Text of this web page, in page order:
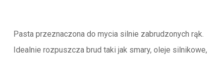
Pasta przeznaczona do mycia silnie zabrudzonych rąk.
Idealnie rozpuszcza brud taki jak smary, oleje silnikowe,